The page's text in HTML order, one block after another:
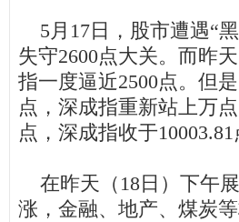
5月17日，股市遭遇“
失守2600点大关。而昨
指一度逼近2500点。但
点，深成指重新站上万
点，深成指收于10003.81
在昨天（18日）下午
涨，金融、地产、煤炭